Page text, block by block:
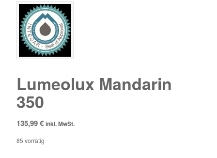
Lumeolux Mandarin
350
135,99€ inkl. MwSt.
85 vorrätig